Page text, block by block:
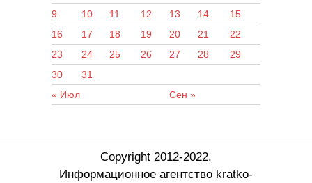
« Июл Сен »
9
10 11 12 13 14
15
16
17 18 19 20 21
22
23
24 25 26 27 28
29
30
31
Copyright 2012-2022.
Информационное агентство kratko-